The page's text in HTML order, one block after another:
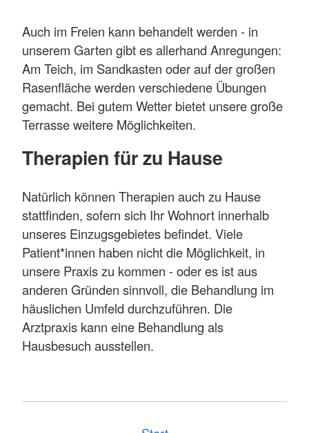
Auch im Freien kann behandelt werden - in
unserem Garten gibt es allerhand Anregungen:
Am Teich, im Sandkasten oder auf der großen
Rasenfläche werden verschiedene Übungen
gemacht. Bei gutem Wetter bietet unsere große
Terrasse weitere Möglichkeiten.
Therapien für zu Hause
Natürlich können Therapien auch zu Hause
stattfinden, sofern sich Ihr Wohnort innerhalb
unseres Einzugsgebietes befindet. Viele
Patient*innen haben nicht die Möglichkeit, in
unsere Praxis zu kommen - oder es ist aus
anderen Gründen sinnvoll, die Behandlung im
häuslichen Umfeld durchzuführen. Die
Arztpraxis kann eine Behandlung als
Hausbesuch ausstellen.